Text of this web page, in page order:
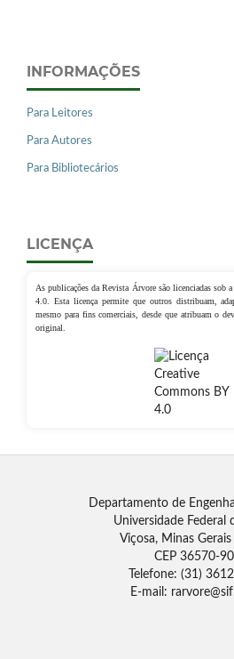
INFORMAÇÕES
Para Leitores
Para Autores
Para Bibliotecários
LICENÇA
As publicações da Revista Árvore são licenciadas sob
4.0. Esta licença permite que outros distribuam,
mesmo para fins comerciais, desde que atribuam o
original.
Departamento de
Universidade Federal
Viçosa, Minas
CEP 36570-
Telefone: (31)
E-mail: